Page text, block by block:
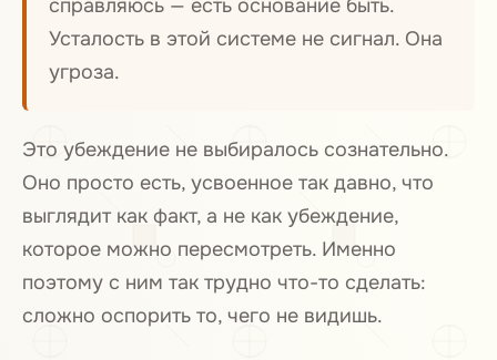
справляюсь — есть основание быть.
Усталость в этой системе не сигнал. Она
угроза.
Это убеждение не выбиралось сознательно.
Оно просто есть, усвоенное так давно, что
выглядит как факт, а не как убеждение,
которое можно пересмотреть. Именно
поэтому с ним так трудно что-то сделать:
сложно оспорить то, чего не видишь.